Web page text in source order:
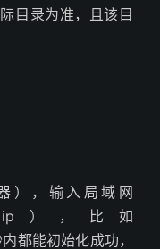
目录为准，且该目
），输入局域网
ip），比如
都能初始化成功，